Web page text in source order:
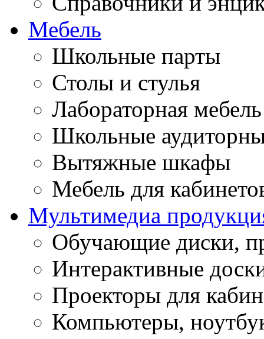
Мебель
Школьные парты
Столы и стулья
Лабораторная мебель
Школьные
Вытяжные шкафы
Мебель для
Мультимедиа
Обучающие диски,
Интерактивные
Проекторы для
Компьютеры,